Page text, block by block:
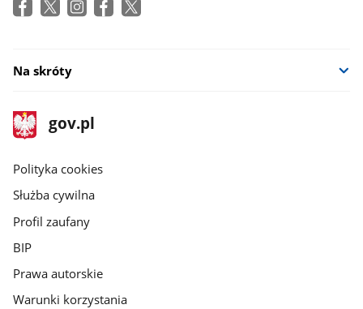
Na skróty
stopka
gov.pl
Strona
gov.pl
gov.pl
Polityka cookies
Służba cywilna
Profil zaufany
BIP
Prawa autorskie
Warunki korzystania